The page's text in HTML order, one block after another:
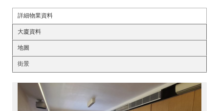
詳細物業資料
大廈資料
地圖
街景